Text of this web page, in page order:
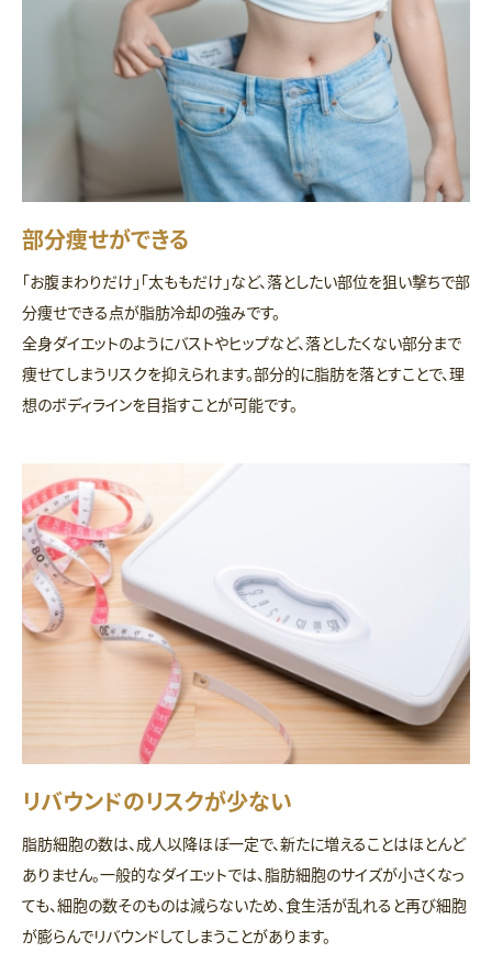
部分痩せができる
「お腹まわりだけ」「太ももだけ」など、落としたい部位を狙い撃ちで部
分痩せできる点が脂肪冷却の強みです。
全身ダイエットのようにバストやヒップなど、落としたくない部分まで
痩せてしまうリスクを抑えられます。部分的に脂肪を落とすことで、理
想のボディラインを目指すことが可能です。
リバウンドのリスクが少ない
脂肪細胞の数は、成人以降ほぼ一定で、新たに増えることはほとんど
ありません。一般的なダイエットでは、脂肪細胞のサイズが小さくなっ
ても、細胞の数そのものは減らないため、食生活が乱れると再び細胞
が膨らんでリバウンドしてしまうことがあります。